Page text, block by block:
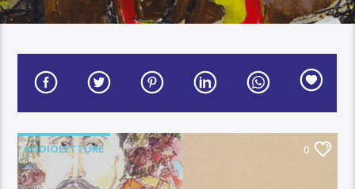
AUDIOLETTURE 0